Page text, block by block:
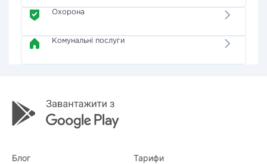
Охорона
Комунальні послуги
Блог Тарифи